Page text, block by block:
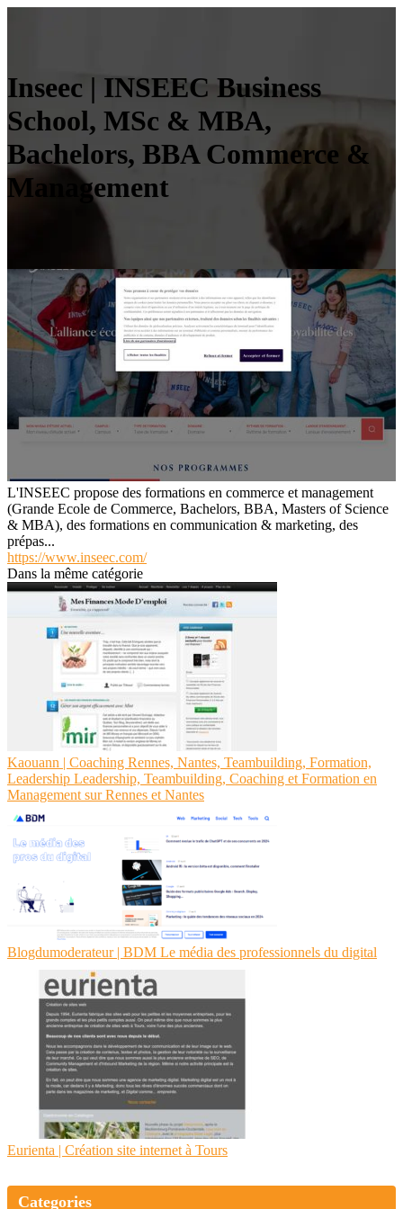
Inseec | INSEEC Business
School, MSc & MBA,
Bachelors, BBA Commerce &
Management
L'INSEEC propose des formations en commerce et management
(Grande Ecole de Commerce, Bachelors, BBA, Masters of Science
& MBA), des formations en communication & marketing, des
prépas...
https://www.inseec.com/
Dans la même catégorie
Kaouann | Coaching Rennes, Nantes, Teambuilding, Formation,
Leadership Leadership, Teambuilding, Coaching et Formation en
Management sur Rennes et Nantes
Blog­dumodera­teur | BDM Le média des profes­sion­nels du digital
Eurienta | Création site internet à Tours
Categories